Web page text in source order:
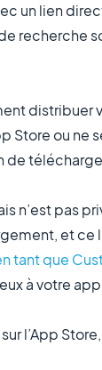
un lien
Store ou ne
de
n’est pas
et ce
tant que
à votre
l’App